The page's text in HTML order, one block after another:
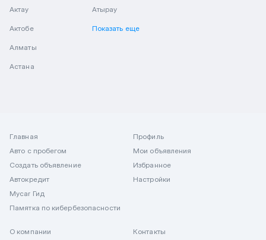
Актау
Актобе
Алматы
Астана
Атырау
Показать еще
Главная
Авто с пробегом
Создать объявление
Автокредит
Mycar Гид
Памятка по кибербезопасности
Профиль
Мои объявления
Избранное
Настройки
О компании
Контакты